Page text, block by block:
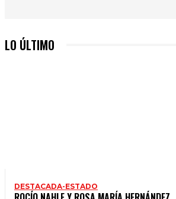
LO ÚLTIMO
DESTACADA-ESTADO